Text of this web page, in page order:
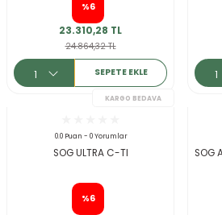
KARGO BEDAVA
%6
23.310,28 TL
24.864,32 TL
SEPETE EKLE
0.0 Puan - 0 Yorumlar
SOG ULTRA C-TI
%6
SOG